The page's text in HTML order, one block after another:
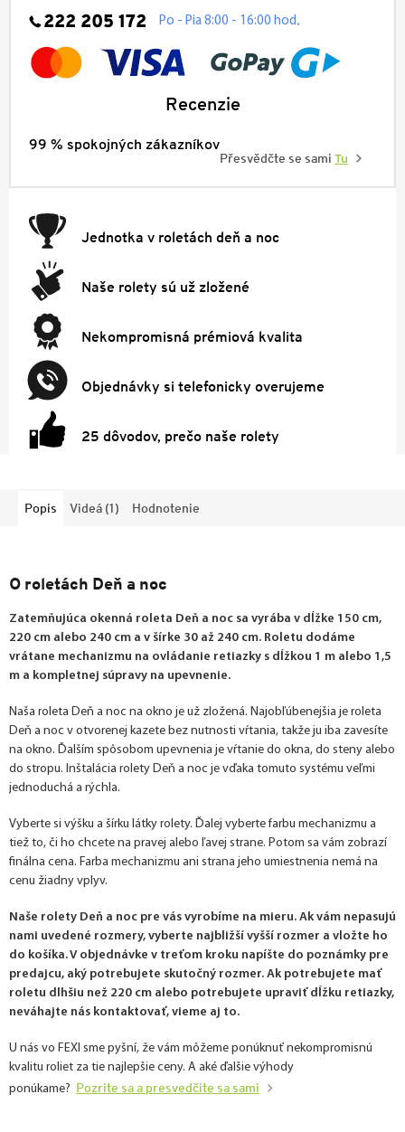
222 205 172 Po - Pia 8:00 - 16:00 hod .
Recenzie
99 % spokojných zákazníkov
Přesvědčte se sami Tu
Jednotka v roletách deň a noc
Naše rolety sú už zložené
Nekompromisná prémiová kvalita
Objednávky si telefonicky overujeme
25 dôvodov, prečo naše rolety
Popis Videá (1) Hodnotenie
O roletách Deň a noc
Zatemňujúca okenná roleta Deň a noc sa vyrába v dĺžke 150 cm,
220 cm alebo 240 cm a v šírke 30 až 240 cm. Roletu dodáme
vrátane mechanizmu na ovládanie retiazky s dĺžkou 1 m alebo 1,5
m a kompletnej súpravy na upevnenie.
Naša roleta Deň a noc na okno je už zložená. Najobľúbenejšia je roleta
Deň a noc v otvorenej kazete bez nutnosti vŕtania, takže ju iba zavesíte
na okno. Ďalším spôsobom upevnenia je vŕtanie do okna, do steny alebo
do stropu. Inštalácia rolety Deň a noc je vďaka tomuto systému veľmi
jednoduchá a rýchla.
Vyberte si výšku a šírku látky rolety. Ďalej vyberte farbu mechanizmu a
tiež to, či ho chcete na pravej alebo ľavej strane. Potom sa vám zobrazí
finálna cena. Farba mechanizmu ani strana jeho umiestnenia nemá na
cenu žiadny vplyv.
Naše rolety Deň a noc pre vás vyrobíme na mieru. Ak vám nepasujú
nami uvedené rozmery, vyberte najbližší vyšší rozmer a vložte ho
do košíka. V objednávke v treťom kroku napíšte do poznámky pre
predajcu, aký potrebujete skutočný rozmer. Ak potrebujete mať
roletu dlhšiu než 220 cm alebo potrebujete upraviť dĺžku retiazky,
neváhajte nás kontaktovať, vieme aj to.
U nás vo FEXI sme pyšní, že vám môžeme ponúknuť nekompromisnú
kvalitu roliet za tie najlepšie ceny. A aké ďalšie výhody
ponúkame? Pozrite sa a presvedčite sa sami